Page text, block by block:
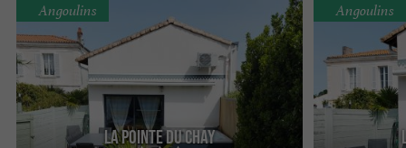
La Pointe du Chay
Angoulins Angoulins